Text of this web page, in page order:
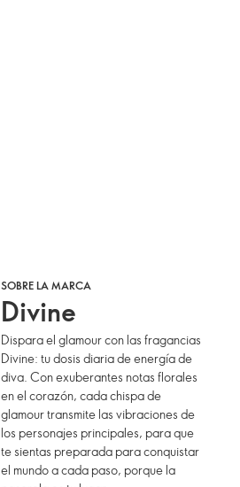
SOBRE LA MARCA
Divine
Dispara el glamour con las fragancias
Divine: tu dosis diaria de energía de
diva. Con exuberantes notas florales
en el corazón, cada chispa de
glamour transmite las vibraciones de
los personajes principales, para que
te sientas preparada para conquistar
el mundo a cada paso, porque la